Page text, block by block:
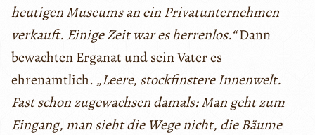
heutigen Museums an ein Privatunternehmen
verkauft. Einige Zeit war es herrenlos.“Dann
bewachten Erganat und sein Vater es
ehrenamtlich. „Leere, stockfinstere Innenwelt.
Fast schon zugewachsen damals: Man geht zum
Eingang, man sieht die Wege nicht, die Bäume